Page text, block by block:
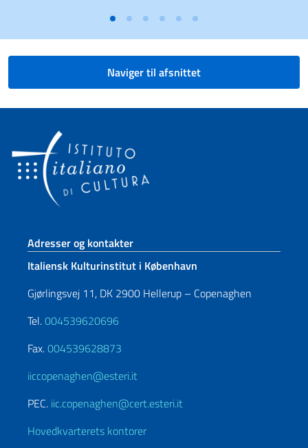
Naviger til afsnittet
Sidefod sektion
Adresser og kontakter
Italiensk Kulturinstitut i København
Gjørlingsvej 11, DK 2900 Hellerup – Copenaghen
Tel.004539620696
Fax.004539628873
iiccopenaghen@esteri.it
PEC. iic.copenaghen@cert.esteri.it
Hovedkvarterets kontorer